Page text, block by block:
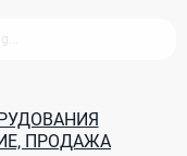
ПРОДАЖА